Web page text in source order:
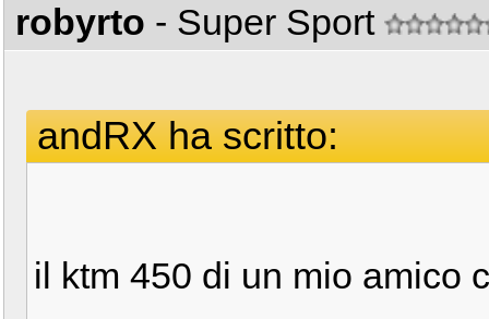
robyrto - Super Sport
andRX ha scritto:
il ktm 450 di un mio amico